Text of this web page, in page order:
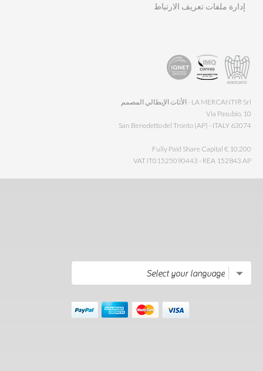
إدارة ملفات تعريف الارتباط
LA MERCANTI® Srl - الأثاث الإيطالي المصمم
Via Pasubio, 10
63074 San Benedetto del Tronto (AP) - ITALY
Fully Paid Share Capital € 10.200
VAT IT01525090443 - REA 152843 AP